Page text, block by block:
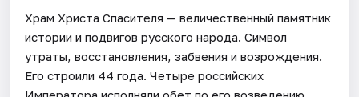
Храм Христа Спасителя — величественный памятник
истории и подвигов русского народа. Символ
утраты, восстановления, забвения и возрождения.
Его строили 44 года. Четыре российских